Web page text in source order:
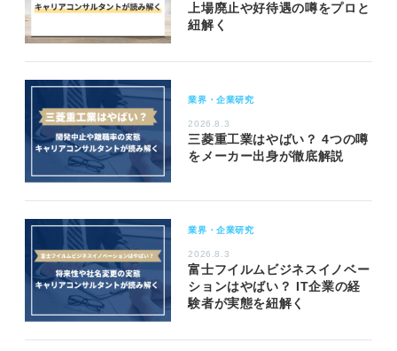
上場廃止や好待遇の噂をプロと
紐解く
業界・企業研究
2026.8.3
三菱重工業はやばい？ 4つの噂
をメーカー出身が徹底解説
業界・企業研究
2026.8.3
富士フイルムビジネスイノベー
ションはやばい？ IT企業の経
験者が実態を紐解く